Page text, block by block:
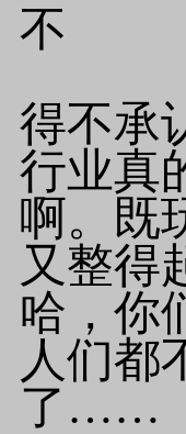
不
得不承
行业真
啊。既
又整得
哈，你
人们都
了……